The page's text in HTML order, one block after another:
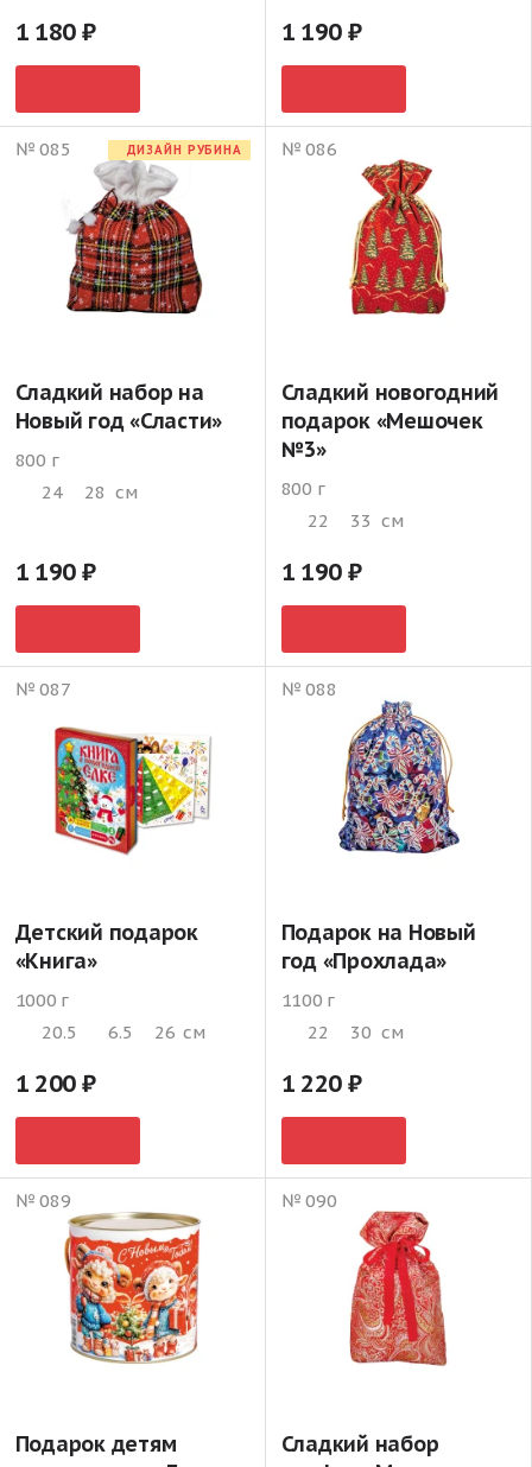
1 180 1 190
№ 085 ДИЗАЙН РУБИНА
Сладкий набор на
Новый год «Сласти»
800 г
24
28 см
1 190
№ 086
Сладкий новогодний
подарок «Мешочек
№3»
800 г
22
33 см
1 190
№ 087
Детский подарок
«Книга»
1000 г
20.5
6.5 26 см
1 200
№ 088
Подарок на Новый
год «Прохлада»
1100 г
22
30 см
1 220
№ 089
Подарок детям
№ 090
Сладкий набор